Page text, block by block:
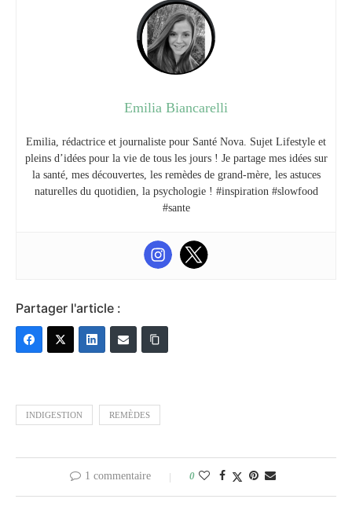
Emilia Biancarelli
Emilia, rédactrice et journaliste pour Santé Nova. Sujet Lifestyle et
pleins d’idées pour la vie de tous les jours ! Je partage mes idées sur
la santé, mes découvertes, les remèdes de grand-mère, les astuces
naturelles du quotidien, la psychologie ! #inspiration #slowfood
#sante
Partager l'article :
INDIGESTION REMÈDES
1 commentaire 0